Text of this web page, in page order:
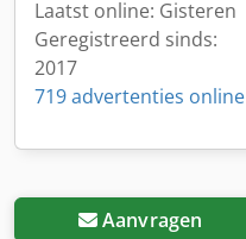
Laatst online: Gisteren
Geregistreerd sinds:
2017
719 advertenties online
Aanvragen